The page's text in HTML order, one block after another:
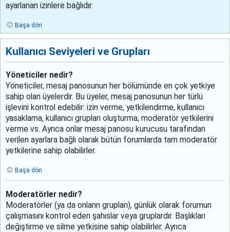
ayarlanan izinlere bağlıdır.
Başa dön
Kullanıcı Seviyeleri ve Grupları
Yöneticiler nedir?
Yöneticiler, mesaj panosunun her bölümünde en çok yetkiye
sahip olan üyelerdir. Bu üyeler, mesaj panosunun her türlü
işlevini kontrol edebilir: izin verme, yetkilendirme, kullanıcı
yasaklama, kullanıcı grupları oluşturma, moderatör yetkilerini
verme vs. Ayrıca onlar mesaj panosu kurucusu tarafından
verilen ayarlara bağlı olarak bütün forumlarda tam moderatör
yetkilerine sahip olabilirler.
Başa dön
Moderatörler nedir?
Moderatörler (ya da onların grupları), günlük olarak forumun
çalışmasını kontrol eden şahıslar veya gruplardır. Başlıkları
değiştirme ve silme yetkisine sahip olabilirler. Ayrıca